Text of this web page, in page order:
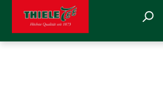
Zum Hauptinhalt springen
THIELE TEE>Zubehör Teegeschirr